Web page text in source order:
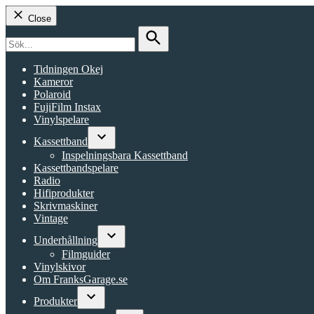
Close
for:
Search
Tidningen Okej
Kameror
Polaroid
FujiFilm Instax
Vinylspelare
Kassettband
Open
dropdown
menu
Inspelningsbara Kassettband
Kassettbandspelare
Radio
Hifiprodukter
Skrivmaskiner
Vintage
Underhållning
Open
Filmguider
Vinylskivor
Om FranksGarage.se
Produkter
Open